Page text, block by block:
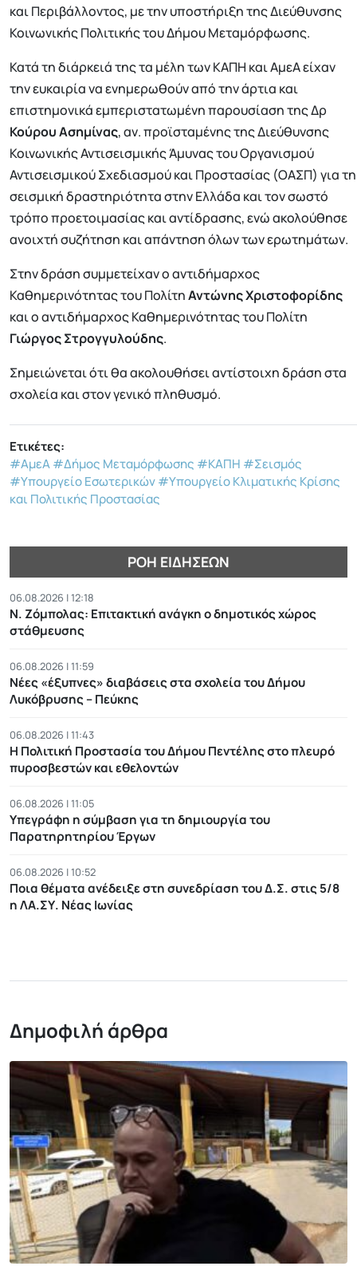
και Περιβάλλοντος, με την υποστήριξη της Διεύθυνσης
Κοινωνικής Πολιτικής του Δήμου Μεταμόρφωσης.
Κατά τη διάρκειά της τα μέλη των ΚΑΠΗ και ΑμεΑ είχαν
την ευκαιρία να ενημερωθούν από την άρτια και
επιστημονικά εμπεριστατωμένη παρουσίαση της Δρ
Κούρου Ασημίνας, αν. προϊσταμένης της Διεύθυνσης
Κοινωνικής Αντισεισμικής Άμυνας του Οργανισμού
Αντισεισμικού Σχεδιασμού και Προστασίας (ΟΑΣΠ) για τη
σεισμική δραστηριότητα στην Ελλάδα και τον σωστό
τρόπο προετοιμασίας και αντίδρασης, ενώ ακολούθησε
ανοιχτή συζήτηση και απάντηση όλων των ερωτημάτων.
Στην δράση συμμετείχαν ο αντιδήμαρχος
Καθημερινότητας του ΠολίτηΑντώνης Χριστοφορίδης
και ο αντιδήμαρχος Καθημερινότητας του Πολίτη
Γιώργος Στρογγυλούδης.
Σημειώνεται ότι θα ακολουθήσει αντίστοιχη δράση στα
σχολεία και στον γενικό πληθυσμό.
Ετικέτες:
#ΑμεΑ#Δήμος Μεταμόρφωσης #ΚΑΠΗ #Σεισμός
#Υπουργείο Εσωτερικών#Υπουργείο Κλιματικής Κρίσης
και Πολιτικής Προστασίας
ΡΟΉ ΕΙΔΉΣΕΩΝ
06.08.2026 | 12:18
Ν. Ζόμπολας: Eπιτακτική ανάγκη ο δημοτικός χώρος
στάθμευσης
06.08.2026 | 11:59
Νέες «έξυπνες» διαβάσεις στα σχολεία του Δήμου
Λυκόβρυσης – Πεύκης
06.08.2026 | 11:43
Η Πολιτική Προστασία του Δήμου Πεντέλης στο πλευρό
πυροσβεστών και εθελοντών
06.08.2026 | 11:05
Υπεγράφη η σύμβαση για τη δημιουργία του
Παρατηρητηρίου Έργων
06.08.2026 | 10:52
Ποια θέματα ανέδειξε στη συνεδρίαση του Δ.Σ. στις 5/8
η ΛΑ.ΣΥ. Νέας Ιωνίας
Δημοφιλή άρθρα